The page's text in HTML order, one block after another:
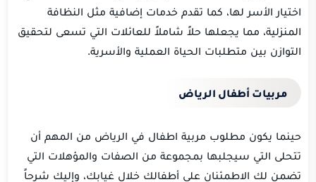
اختيار الأسر لها، كما تقدم خدمات إضافية مثل النظافة
المنزلية، مما يجعلها حلاً شاملاً للعائلات التي تسعى لتحقيق
التوازن بين متطلبات الحياة العملية والأسرية.
مربيات أطفال الرياض
حينما يكون مطلوب مربية اطفال في الرياض من المهم أن
تتحلى التي سيجلبها بمجموعة من الصفات والمؤهلات التي
تضمن لك الاطمئنان على أطفالك خلال غيابك، وإليك شرحاً